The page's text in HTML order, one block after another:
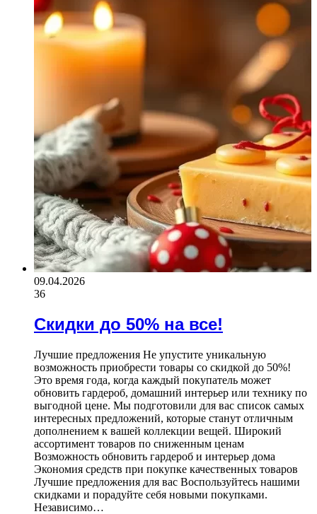
09.04.2026
36
Скидки до 50% на все!
Лучшие предложения Не упустите уникальную
возможность приобрести товары со скидкой до 50%!
Это время года, когда каждый покупатель может
обновить гардероб, домашний интерьер или технику по
выгодной цене. Мы подготовили для вас список самых
интересных предложений, которые станут отличным
дополнением к вашей коллекции вещей. Широкий
ассортимент товаров по сниженным ценам
Возможность обновить гардероб и интерьер дома
Экономия средств при покупке качественных товаров
Лучшие предложения для вас Воспользуйтесь нашими
скидками и порадуйте себя новыми покупками.
Независимо…